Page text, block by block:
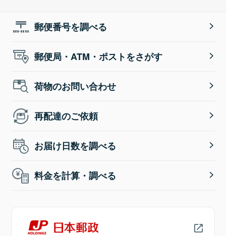
郵便番号を調べる
郵便局・ATM・ポストをさがす
荷物のお問い合わせ
再配達のご依頼
お届け日数を調べる
料金を計算・調べる